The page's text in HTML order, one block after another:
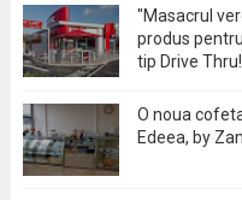
"Masacrul
produs
tip Drive Thru!
O noua
Edeea, by